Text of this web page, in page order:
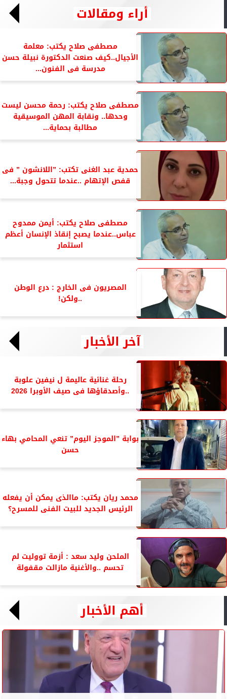
أراء ومقالات
مصطفى صلاح يكتب: معلمة
الأجيال..كيف صنعت الدكتورة نبيلة حسن
مدرسة فى الفنون...
مصطفى صلاح يكتب: رحمة محسن ليست
وحدها.. ونقابة المهن الموسيقية
مطالبة بحماية...
حمدية عبد الغنى تكتب: ”اللانشون ” فى
قفص الإتهام ..عندما تتحول وجبة...
مصطفى صلاح يكتب: أيمن ممدوح
عباس..عندما يصبح إنقاذ الإنسان أعظم
استثمار
المصريون فى الخارج : درع الوطن
..ولكن!
آخر الأخبار
رحلة غنائية عاليمة ل نيفين علوبة
..وأصدقاؤها فى صيف الأوبرا 2026
بوابة ”الموجز اليوم” تنعي المحامي بهاء
حسن
محمد ريان يكتب: ماالذى يمكن أن يفعله
الرئيس الجديد للبيت الفنى للمسرح؟
الملحن وليد سعد : أزمة تووليت لم
تحسم ..والأغنية مازالت مقفولة
أهم الأخبار